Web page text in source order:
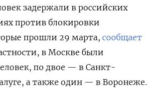
задержали в российских
против блокировки
прошли 29 марта, сообщает
в Москве были
по двое — в Санкт-
а также один — в Воронеже.